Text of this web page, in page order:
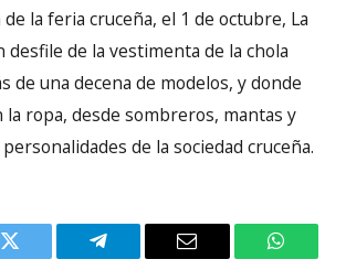
la feria cruceña, el 1 de octubre, La
desfile de la vestimenta de la chola
de una decena de modelos, y donde
la ropa, desde sombreros, mantas y
de la sociedad cruceña.
Twitter Telegram Email